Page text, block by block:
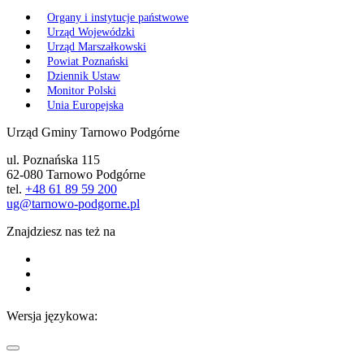
Organy i instytucje państwowe
Urząd Wojewódzki
Urząd Marszałkowski
Powiat Poznański
Dziennik Ustaw
Monitor Polski
Unia Europejska
Urząd Gminy Tarnowo Podgórne
ul. Poznańska 115
62-080 Tarnowo Podgórne
tel. +48 61 89 59 200
ug@tarnowo-podgorne.pl
Znajdziesz nas też na
Wersja językowa: